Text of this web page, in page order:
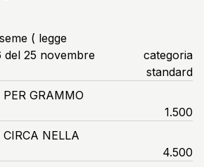
( legge
del 25 novembre
categoria
standard
GRAMMO
1.500
NELLA
4.500